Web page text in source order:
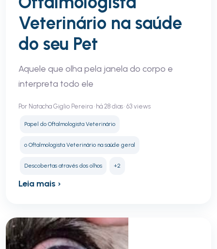
Veterinário na saúde
do seu Pet
Aquele que olha pela janela do corpo e
interpreta todo ele
Por Natacha Giglio Pereira • há 28 dias • 63 views
Papel do Oftalmologista Veterinário
o Oftalmologista Veterinário na saúde geral
Descobertas através dos olhos +2
Leia mais ›